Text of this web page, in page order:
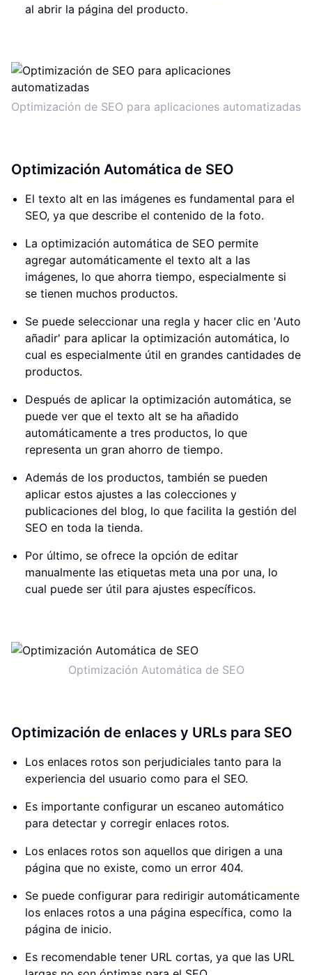
al abrir la página del producto.
Optimización de SEO para aplicaciones automatizadas
Optimización Automática de SEO
El texto alt en las imágenes es fundamental para el
SEO, ya que describe el contenido de la foto.
La optimización automática de SEO permite
agregar automáticamente el texto alt a las
imágenes, lo que ahorra tiempo, especialmente si
se tienen muchos productos.
Se puede seleccionar una regla y hacer clic en 'Auto
añadir' para aplicar la optimización automática, lo
cual es especialmente útil en grandes cantidades de
productos.
Después de aplicar la optimización automática, se
puede ver que el texto alt se ha añadido
automáticamente a tres productos, lo que
representa un gran ahorro de tiempo.
Además de los productos, también se pueden
aplicar estos ajustes a las colecciones y
publicaciones del blog, lo que facilita la gestión del
SEO en toda la tienda.
Por último, se ofrece la opción de editar
manualmente las etiquetas meta una por una, lo
cual puede ser útil para ajustes específicos.
Optimización Automática de SEO
Optimización de enlaces y URLs para SEO
Los enlaces rotos son perjudiciales tanto para la
experiencia del usuario como para el SEO.
Es importante configurar un escaneo automático
para detectar y corregir enlaces rotos.
Los enlaces rotos son aquellos que dirigen a una
página que no existe, como un error 404.
Se puede configurar para redirigir automáticamente
los enlaces rotos a una página específica, como la
página de inicio.
Es recomendable tener URL cortas, ya que las URL